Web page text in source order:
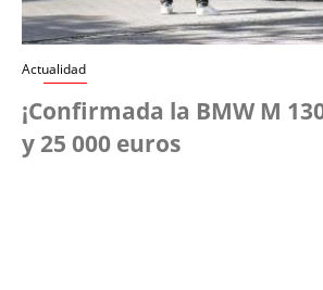
Actualidad
¡Confirmada la BMW M
y 25 000 euros